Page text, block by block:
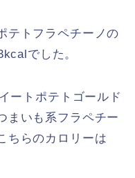
テトフラペチーノの
でした。
ートポテトゴールド
まいも系フラペチー
ちらのカロリーは